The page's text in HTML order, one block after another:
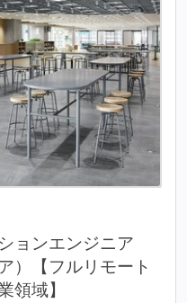
ョンエンジニア
）【フルリモート
領域】